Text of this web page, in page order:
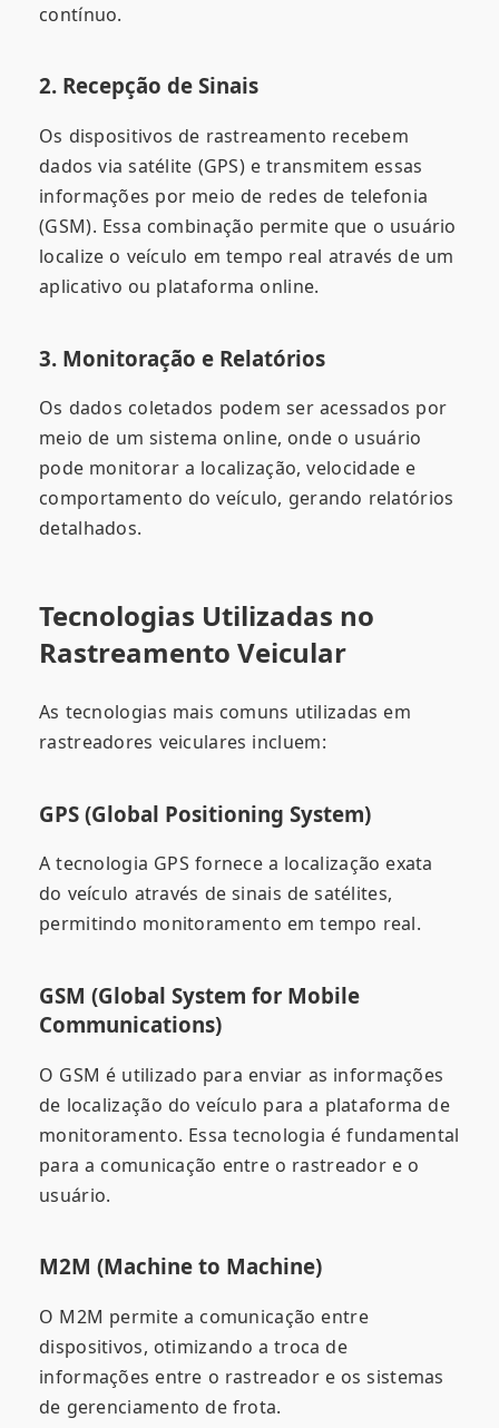
contínuo.
2. Recepção de Sinais
Os dispositivos de rastreamento recebem
dados via satélite (GPS) e transmitem essas
informações por meio de redes de telefonia
(GSM). Essa combinação permite que o usuário
localize o veículo em tempo real através de um
aplicativo ou plataforma online.
3. Monitoração e Relatórios
Os dados coletados podem ser acessados por
meio de um sistema online, onde o usuário
pode monitorar a localização, velocidade e
comportamento do veículo, gerando relatórios
detalhados.
Tecnologias Utilizadas no
Rastreamento Veicular
As tecnologias mais comuns utilizadas em
rastreadores veiculares incluem:
GPS (Global Positioning System)
A tecnologia GPS fornece a localização exata
do veículo através de sinais de satélites,
permitindo monitoramento em tempo real.
GSM (Global System for Mobile
Communications)
O GSM é utilizado para enviar as informações
de localização do veículo para a plataforma de
monitoramento. Essa tecnologia é fundamental
para a comunicação entre o rastreador e o
usuário.
M2M (Machine to Machine)
O M2M permite a comunicação entre
dispositivos, otimizando a troca de
informações entre o rastreador e os sistemas
de gerenciamento de frota.